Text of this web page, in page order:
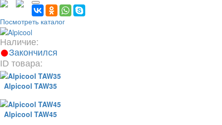
Посмотреть каталог
Наличие:
Закончился
ID товара:
Alpicool TAW35
Alpicool TAW45